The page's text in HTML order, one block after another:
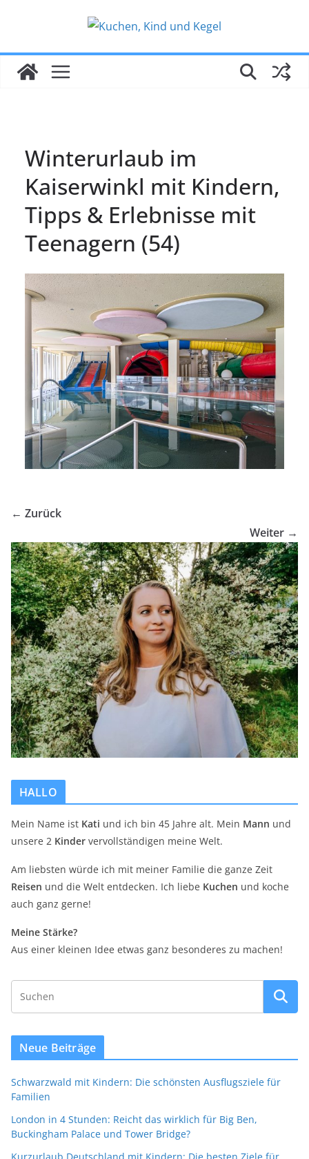
Winterurlaub im
Kaiserwinkl mit Kindern,
Tipps & Erlebnisse mit
Teenagern (54)
← Zurück
Weiter →
HALLO
Mein Name ist Kati und ich bin 45 Jahre alt. Mein Mann und
unsere 2 Kinder vervollständigen meine Welt.
Am liebsten würde ich mit meiner Familie die ganze Zeit
Reisen und die Welt entdecken. Ich liebe Kuchen und koche
auch ganz gerne!
Meine Stärke?
Aus einer kleinen Idee etwas ganz besonderes zu machen!
Neue Beiträge
Schwarzwald mit Kindern: Die schönsten Ausflugsziele für
Familien
London in 4 Stunden: Reicht das wirklich für Big Ben,
Buckingham Palace und Tower Bridge?